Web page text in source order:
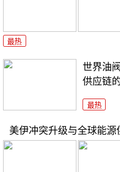
最热
世界油
供应链
最热
美伊冲突升级与全球能源